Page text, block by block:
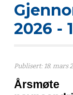
2026 -
Publisert:18. mars
Årsmøte